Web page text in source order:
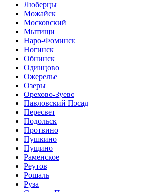
Люберцы
Можайск
Московский
Мытищи
Наро-Фоминск
Ногинск
Обнинск
Одинцово
Ожерелье
Озеры
Орехово-Зуево
Павловский Посад
Пересвет
Подольск
Протвино
Пушкино
Пущино
Раменское
Реутов
Рошаль
Руза